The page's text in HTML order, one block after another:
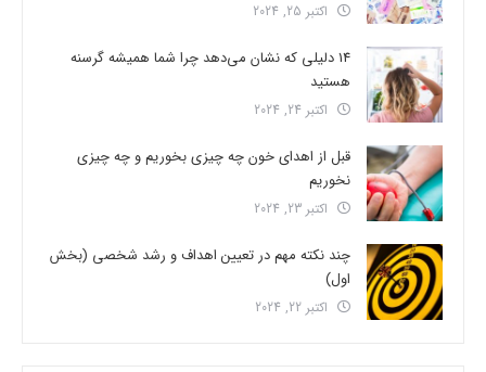
اکتبر 25, 2024
14 دلیلی که نشان می‌دهد چرا شما همیشه گرسنه
هستید
اکتبر 24, 2024
قبل از اهدای خون چه چیزی بخوریم و چه چیزی
نخوریم
اکتبر 23, 2024
چند نکته مهم در تعیین اهداف و رشد شخصی (بخش
اول)
اکتبر 22, 2024